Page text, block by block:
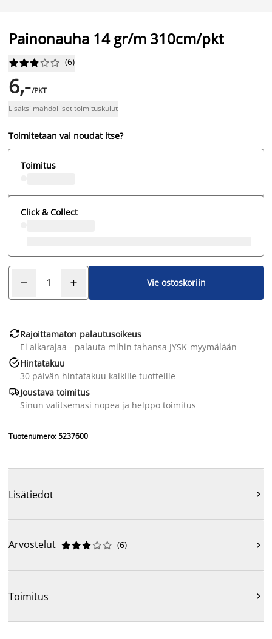
Painonauha 14 gr/m 310cm/pkt





 (6)
6,-/PKT
Lisäksi mahdolliset toimituskulut
Toimitetaan vai noudat itse?
Toimitus
Click & Collect
Vie ostoskoriin
Rajoittamaton palautusoikeus
Ei aikarajaa - palauta mihin tahansa JYSK-myymälään
Hintatakuu
30 päivän hintatakuu kaikille tuotteille
Joustava toimitus
Sinun valitsemasi nopea ja helppo toimitus
Tuotenumero: 5237600
Lisätiedot 
Arvostelut 




 (6) 
Toimitus 